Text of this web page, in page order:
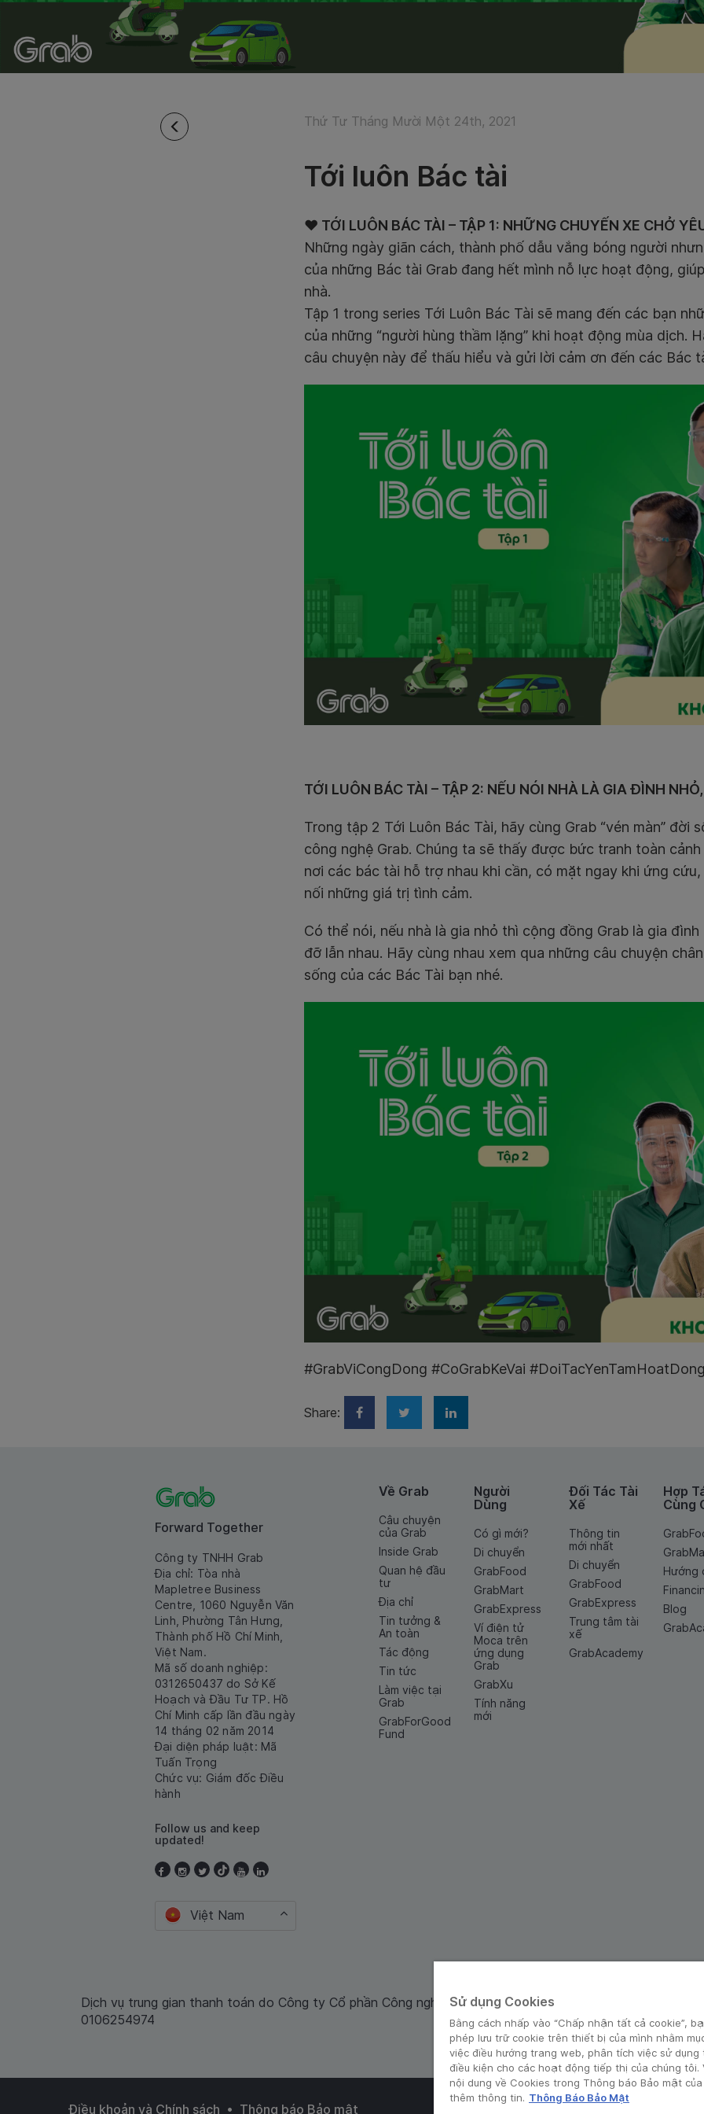
Thứ Tư Tháng Mười Một 24th, 2021
Tới luôn Bác tài
♥️ TỚI LUÔN BÁC TÀI – TẬP 1: NHỮNG CHUYẾN XE CHỞ
Những ngày giãn cách, thành phố dẫu vắng bóng người
của những Bác tài Grab đang hết mình nỗ lực hoạt động,
nhà.
Tập 1 trong series Tới Luôn Bác Tài sẽ mang đến các bạn
của những “người hùng thầm lặng” khi hoạt động mùa dịch.
câu chuyện này để thấu hiểu và gửi lời cảm ơn đến các Bác
TỚI LUÔN BÁC TÀI – TẬP 2: NẾU NÓI NHÀ LÀ GIA ĐÌNH
Trong tập 2 Tới Luôn Bác Tài, hãy cùng Grab “vén màn” đời
công nghệ Grab. Chúng ta sẽ thấy được bức tranh toàn
nơi các bác tài hỗ trợ nhau khi cần, có mặt ngay khi ứng
nối những giá trị tình cảm.
Có thể nói, nếu nhà là gia nhỏ thì cộng đồng Grab là gia
đỡ lẫn nhau. Hãy cùng nhau xem qua những câu chuyện
sống của các Bác Tài bạn nhé.
#GrabViCongDong #CoGrabKeVai
Share:
Forward Together
Công ty TNHH Grab
Địa chỉ: Tòa nhà
Mapletree Business
Centre, 1060 Nguyễn Văn
Linh, Phường Tân Hưng,
Thành phố Hồ Chí Minh,
Việt Nam.
Mã số doanh nghiệp:
0312650437 do Sở Kế
Hoạch và Đầu Tư TP. Hồ
Chí Minh cấp lần đầu ngày
14 tháng 02 năm 2014
Đại diện pháp luật: Mã
Tuấn Trọng
Chức vụ: Giám đốc Điều
hành
Follow us and keep
updated!
Việt Nam
Về Grab
Câu chuyện
của Grab
Inside Grab
Quan hệ đầu
tư
Địa chỉ
Tin tưởng &
An toàn
Tác động
Tin tức
Làm việc tại
Grab
GrabForGood
Fund
Người
Dùng
Có gì mới?
Di chuyển
GrabFood
GrabMart
GrabExpress
Ví điện tử
Moca trên
ứng dụng
Grab
GrabXu
Tính năng
mới
Đối Tác Tài
Xế
Thông tin
mới nhất
Di chuyển
GrabFood
GrabExpress
Trung tâm tài
xế
GrabAcademy
Hợp
Cùng
Hướng
Blog
Dịch vụ trung gian thanh toán do Công ty Cổ phần Công nghệ và Dịch Vụ Moca cung cấp. Mã số doanh
0106254974
Điều khoản và Chính sách • Thông báo Bảo mật
Sử dụng Cookies
Bằng cách nhấp vào “Chấp nhận tất cả cookie”,
phép lưu trữ cookie trên thiết bị của mình nhằm
việc điều hướng trang web, phân tích việc sử
điều kiện cho các hoạt động tiếp thị của chúng tôi.
nội dung về Cookies trong Thông báo Bảo mật
thêm thông tin. Thông Báo Bảo Mật